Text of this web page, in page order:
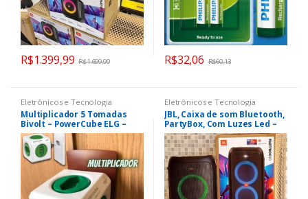
R$1.399,99 R$1.699,99 R$32,06 R$60,13
Eletrônicos e Tecnologia
Multiplicador 5 Tomadas
Bivolt – PowerCube ELG –
PWC-R5, Verde e Branco
Eletrônicos e Tecnologia
JBL, Caixa de som Bluetooth,
PartyBox, Com Luzes Led –
Preto